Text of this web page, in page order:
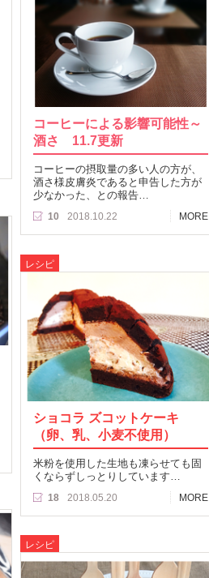
コーヒーによる影響可能性～
酒さ 11.7更新
コーヒーの摂取量の多い人の方が、
酒さ様皮膚炎であると申告した方が
少なかった、との報告…
10 2018.10.22 MORE
レシピ
ショコラ ズコットケーキ
（卵、乳、小麦不使用）
米粉を使用した生地も凍らせても固
くならずしっとりしています…
18 2018.05.20 MORE
レシピ